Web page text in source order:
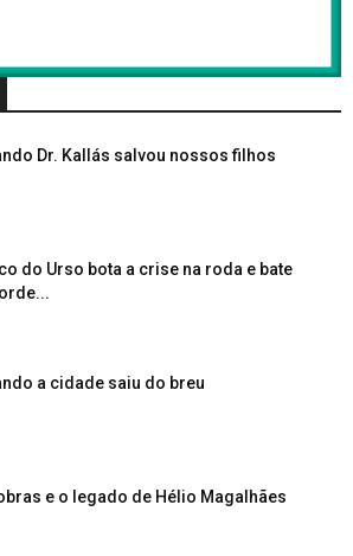
Dr. Kallás salvou nossos filhos
do Urso bota a crise na roda e bate
a cidade saiu do breu
e o legado de Hélio Magalhães